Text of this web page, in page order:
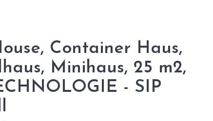
Container Haus,
Minihaus, 25 m2,
- SIP